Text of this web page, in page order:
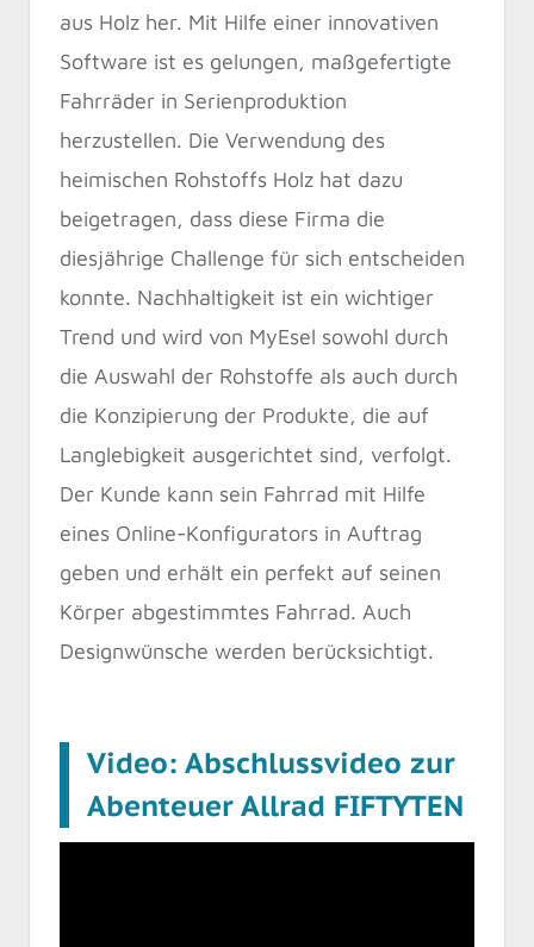
aus Holz her. Mit Hilfe einer innovativen
Software ist es gelungen, maßgefertigte
Fahrräder in Serienproduktion
herzustellen. Die Verwendung des
heimischen Rohstoffs Holz hat dazu
beigetragen, dass diese Firma die
diesjährige Challenge für sich entscheiden
konnte. Nachhaltigkeit ist ein wichtiger
Trend und wird von MyEsel sowohl durch
die Auswahl der Rohstoffe als auch durch
die Konzipierung der Produkte, die auf
Langlebigkeit ausgerichtet sind, verfolgt.
Der Kunde kann sein Fahrrad mit Hilfe
eines Online-Konfigurators in Auftrag
geben und erhält ein perfekt auf seinen
Körper abgestimmtes Fahrrad. Auch
Designwünsche werden berücksichtigt.
Video: Abschlussvideo zur
Abenteuer Allrad FIFTYTEN